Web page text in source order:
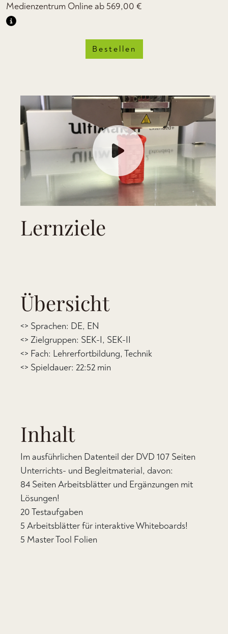
Medienzentrum Online ab569,00 €
Bestellen
Lernziele
Übersicht
<> Sprachen: DE, EN
<> Zielgruppen: SEK-I, SEK-II
<> Fach: Lehrerfortbildung, Technik
<> Spieldauer: 22:52 min
Inhalt
Im ausführlichen Datenteil der DVD 107 Seiten
Unterrichts- und Begleitmaterial, davon:
84 Seiten Arbeitsblätter und Ergänzungen mit
Lösungen!
20 Testaufgaben
5 Arbeitsblätter für interaktive Whiteboards!
5 Master Tool Folien